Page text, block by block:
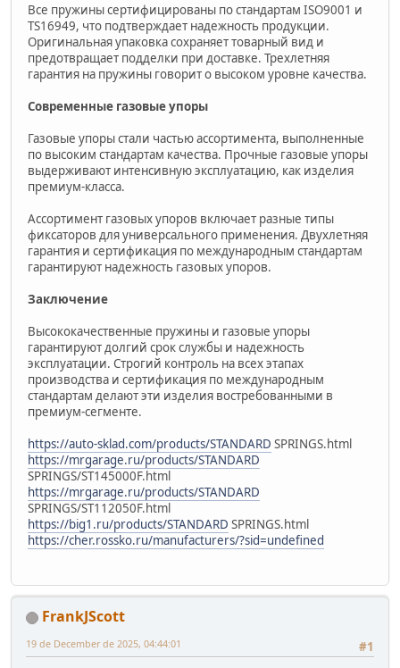
Все пружины сертифицированы по стандартам ISO9001 и
TS16949, что подтверждает надежность продукции.
Оригинальная упаковка сохраняет товарный вид и
предотвращает подделки при доставке. Трехлетняя
гарантия на пружины говорит о высоком уровне качества.
Современные газовые упоры
Газовые упоры стали частью ассортимента, выполненные
по высоким стандартам качества. Прочные газовые упоры
выдерживают интенсивную эксплуатацию, как изделия
премиум-класса.
Ассортимент газовых упоров включает разные типы
фиксаторов для универсального применения. Двухлетняя
гарантия и сертификация по международным стандартам
гарантируют надежность газовых упоров.
Заключение
Высококачественные пружины и газовые упоры
гарантируют долгий срок службы и надежность
эксплуатации. Строгий контроль на всех этапах
производства и сертификация по международным
стандартам делают эти изделия востребованными в
премиум-сегменте.
https://auto-sklad.com/products/STANDARD SPRINGS.html
https://mrgarage.ru/products/STANDARD
SPRINGS/ST145000F.html
https://mrgarage.ru/products/STANDARD
SPRINGS/ST112050F.html
https://big1.ru/products/STANDARD SPRINGS.html
https://cher.rossko.ru/manufacturers/?sid=undefined
FrankJScott
#1
19 de December de 2025, 04:44:01